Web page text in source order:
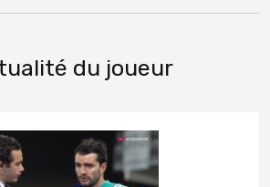
du joueur